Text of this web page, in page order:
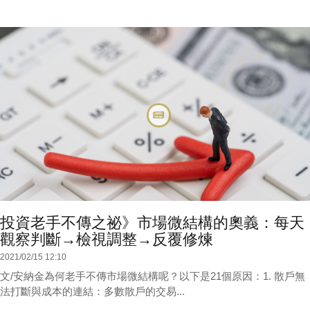
投資老手不傳之祕》市場微結構的奧義：每天
觀察判斷→檢視調整→反覆修煉
2021/02/15 12:10
文/安納金為何老手不傳市場微結構呢？以下是21個原因：1. 散戶無
法打斷與成本的連結：多數散戶的交易...